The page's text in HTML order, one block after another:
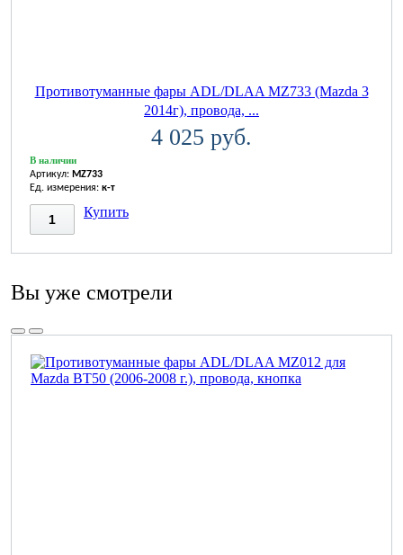
Противотуманные фары ADL/DLAA MZ733 (Mazda 3
2014г), провода, ...
4 025 руб.
В наличии
Артикул: MZ733
Ед. измерения: к-т
Купить
Вы уже смотрели